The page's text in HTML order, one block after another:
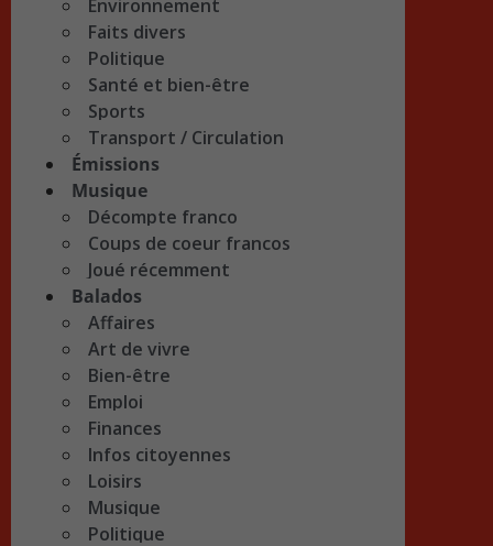
Environnement
Faits divers
Politique
Santé et bien-être
Sports
Transport / Circulation
Émissions
Musique
Décompte franco
Coups de coeur francos
Joué récemment
Balados
Affaires
Art de vivre
Bien-être
Emploi
Finances
Infos citoyennes
Loisirs
Musique
Politique